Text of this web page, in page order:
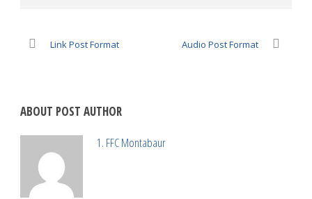
Link Post Format Audio Post Format
ABOUT POST AUTHOR
1. FFC Montabaur